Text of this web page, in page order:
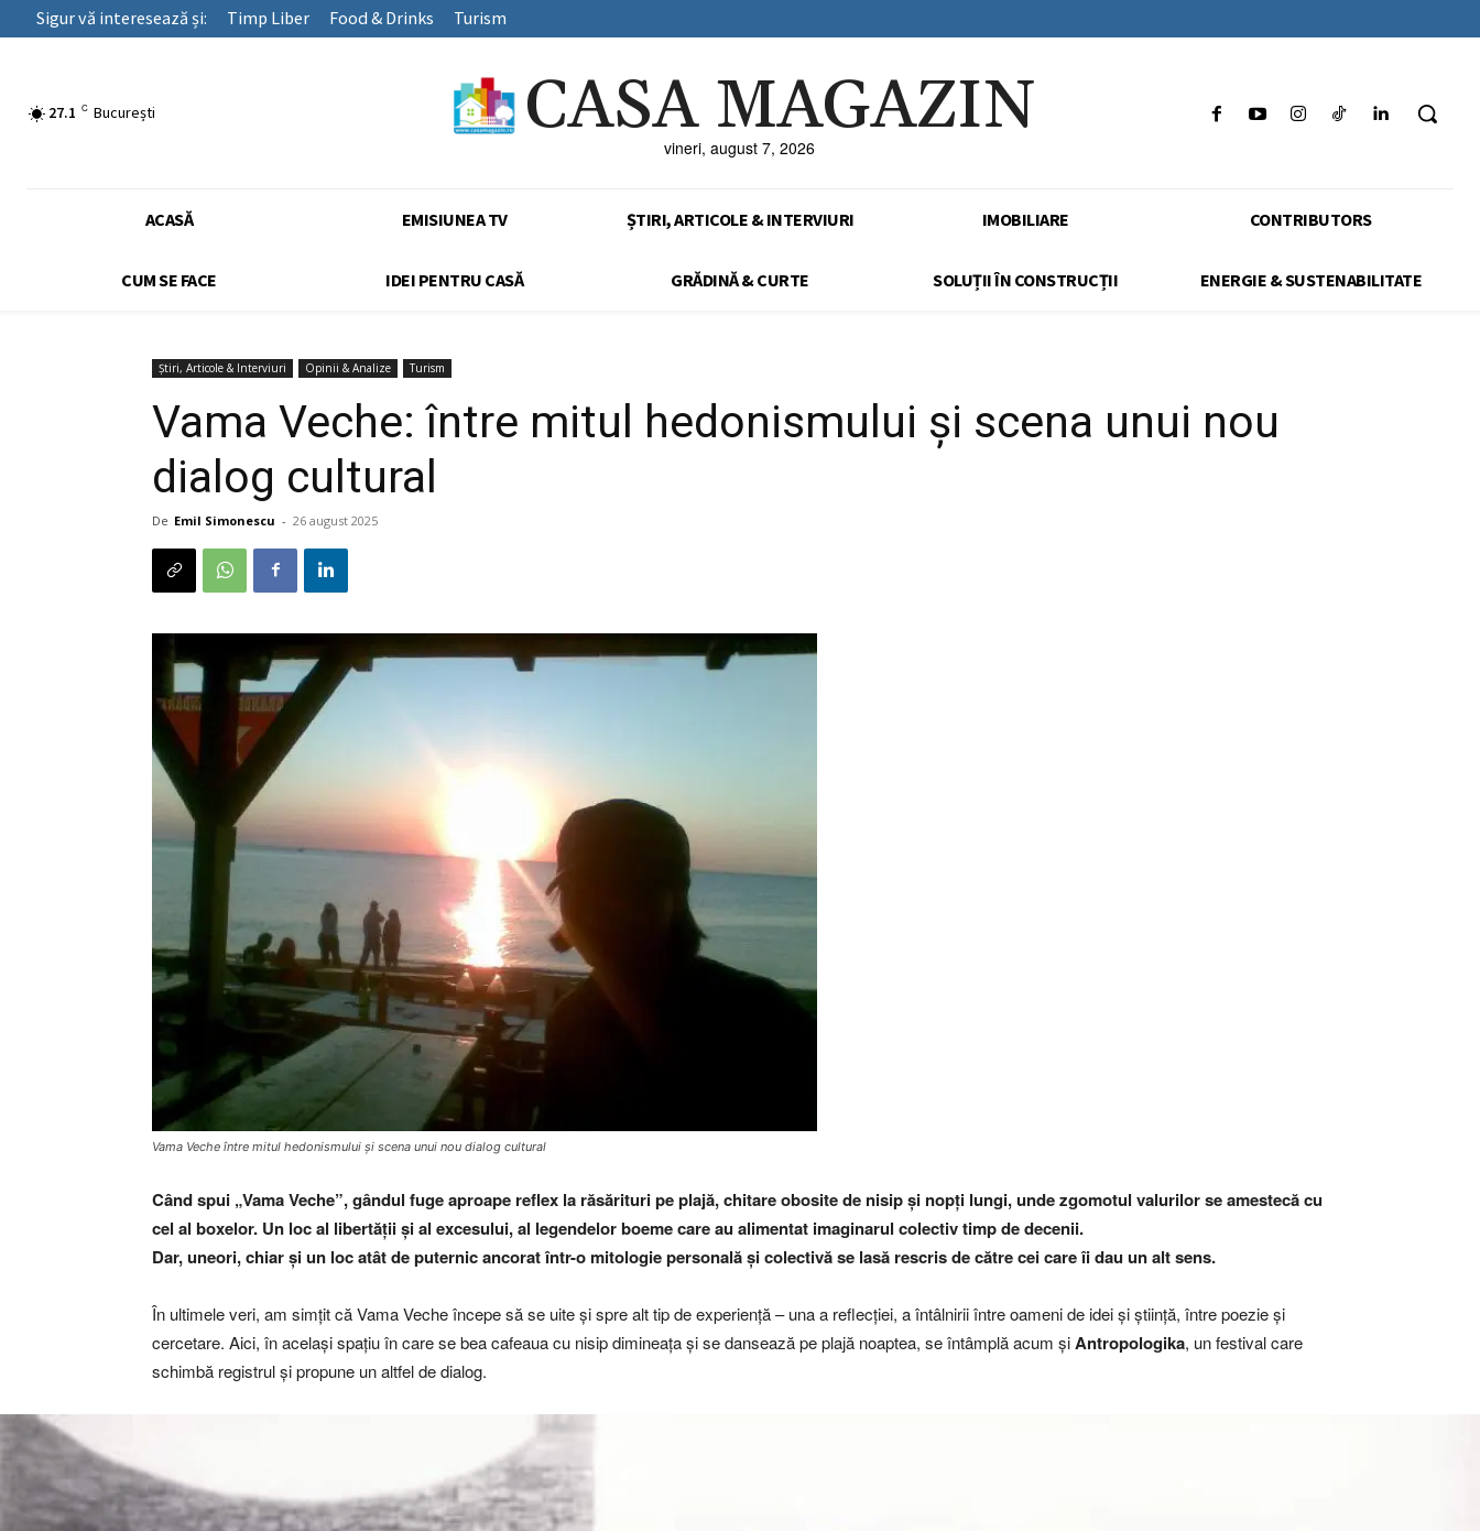
Sigur vă interesează și: Timp Liber Food & Drinks Turism
27.1 C București CASA MAGAZIN
vineri, august 7, 2026
ACASĂ EMISIUNEA TV ȘTIRI, ARTICOLE & INTERVIURI IMOBILIARE CONTRIBUTORS
CUM SE FACE IDEI PENTRU CASĂ GRĂDINĂ & CURTE SOLUȚII ÎN CONSTRUCȚII ENERGIE & SUSTENABILITATE
Știri, Articole & Interviuri Opinii & Analize Turism
Vama Veche: între mitul hedonismului și scena unui nou
dialog cultural
De Emil Simonescu - 26 august 2025
Vama Veche între mitul hedonismului și scena unui nou dialog cultural
Când spui „Vama Veche”, gândul fuge aproape reflex la răsărituri pe plajă, chitare obosite de nisip și nopți lungi, unde zgomotul valurilor se amestecă cu
cel al boxelor. Un loc al libertății și al excesului, al legendelor boeme care au alimentat imaginarul colectiv timp de decenii.
Dar, uneori, chiar și un loc atât de puternic ancorat într-o mitologie personală și colectivă se lasă rescris de către cei care îi dau un alt sens.
În ultimele veri, am simțit că Vama Veche începe să se uite și spre alt tip de experiență – una a reflecției, a întâlnirii între oameni de idei și știință, între poezie și
cercetare. Aici, în același spațiu în care se bea cafeaua cu nisip dimineața și se dansează pe plajă noaptea, se întâmplă acum șiAntropologika, un festival care
schimbă registrul și propune un altfel de dialog.